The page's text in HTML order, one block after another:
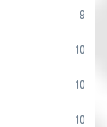
9
10
10
10